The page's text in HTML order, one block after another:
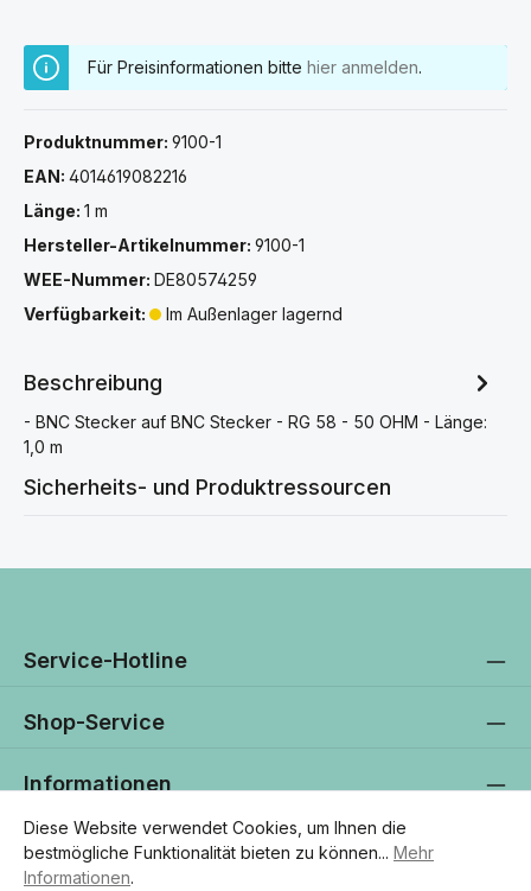
Für Preisinformationen bitte hier anmelden.
Produktnummer: 9100-1
EAN: 4014619082216
Länge: 1 m
Hersteller-Artikelnummer: 9100-1
WEE-Nummer: DE80574259
Verfügbarkeit:
Im Außenlager lagernd
Beschreibung
- BNC Stecker auf BNC Stecker - RG 58 - 50 OHM - Länge:
1,0 m
Sicherheits- und Produktressourcen
Service-Hotline
Shop-Service
Informationen
Newsletter
Diese Website verwendet Cookies, um Ihnen die
bestmögliche Funktionalität bieten zu können... Mehr
Informationen.